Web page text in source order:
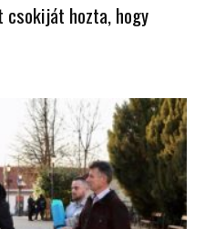
csokiját hozta, hogy